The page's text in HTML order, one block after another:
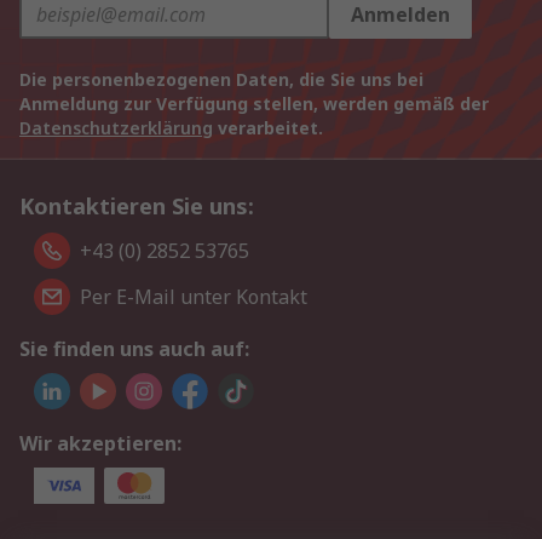
Anmelden
Die personenbezogenen Daten, die Sie uns bei
Anmeldung zur Verfügung stellen, werden gemäß der
Datenschutzerklärung verarbeitet.
Kontaktieren Sie uns:
+43 (0) 2852 53765
Per E-Mail unter Kontakt
Sie finden uns auch auf:
Wir akzeptieren: